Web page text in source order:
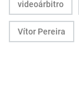
videoárbitro
Vítor Pereira